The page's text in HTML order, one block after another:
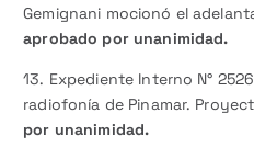
Gemignani mocionó el
aprobado por unanimidad.
13. Expediente Interno N°
radiofonía de Pinamar.
por unanimidad.